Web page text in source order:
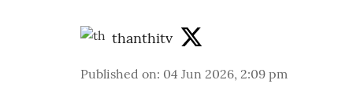
thanthitv
Published on: 04 Jun 2026, 2:09 pm